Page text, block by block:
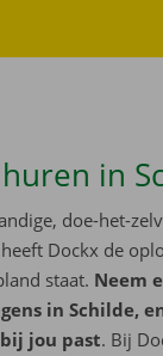
in
doe-het-
Dockx de
staat. Neem
in Schilde,
jou past. Bij